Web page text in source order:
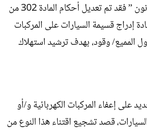
وحسب مشروع القانون ” فقد تم تعديل أحكام المادة 302 من
إدراج قسيمة السيارات على المركبات
المميع/ وقود، بهدف ترشيد استهلاك
على إعفاء المركبات الكهربائية و/أو
قصد تشجيع اقتناء هذا النوع من